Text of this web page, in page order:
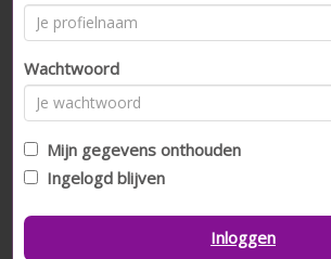
Wachtwoord
Mijn gegevens onthouden
Ingelogd blijven
Inloggen